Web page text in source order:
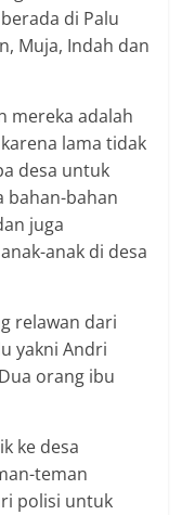
di Palu
Muja, Indah dan
mereka adalah
lama tidak
desa untuk
bahan-bahan
juga
anak di desa
relawan dari
yakni Andri
orang ibu
ke desa
teman
polisi untuk